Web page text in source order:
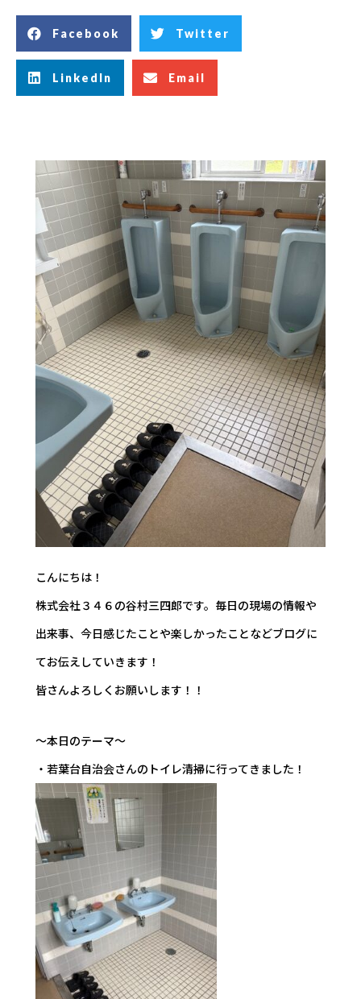
Facebook Twitter
LinkedIn Email
こんにちは！
株式会社３４６の谷村三四郎です。毎日の現場の情報や
出来事、今日感じたことや楽しかったことなどブログに
てお伝えしていきます！
皆さんよろしくお願いします！！
～本日のテーマ～
・若葉台自治会さんのトイレ清掃に行ってきました！